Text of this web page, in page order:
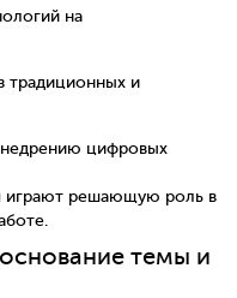
на
традиционных и
цифровых
играют решающую роль в
темы и